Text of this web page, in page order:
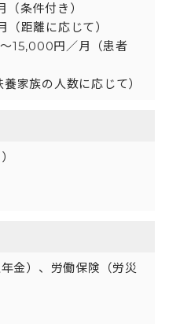
条件付き）
距離に応じて）
15,000円／月（患者
家族の人数に応じて）
金）、労働保険（労災